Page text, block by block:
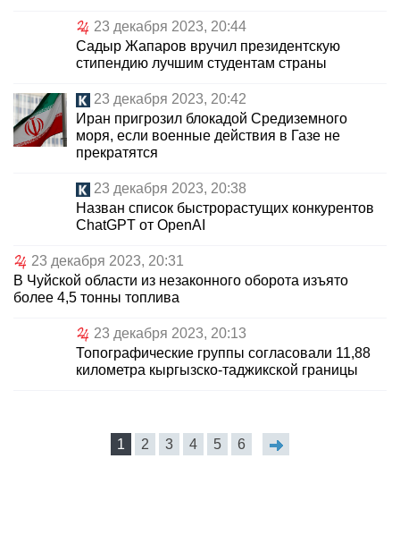
23 декабря 2023, 20:44
Садыр Жапаров вручил президентскую
стипендию лучшим студентам страны
23 декабря 2023, 20:42
Иран пригрозил блокадой Средиземного
моря, если военные действия в Газе не
прекратятся
23 декабря 2023, 20:38
Назван список быстрорастущих конкурентов
ChatGPT от OpenAI
23 декабря 2023, 20:31
В Чуйской области из незаконного оборота изъято
более 4,5 тонны топлива
23 декабря 2023, 20:13
Топографические группы согласовали 11,88
километра кыргызско-таджикской границы
1 2 3 4 5 6